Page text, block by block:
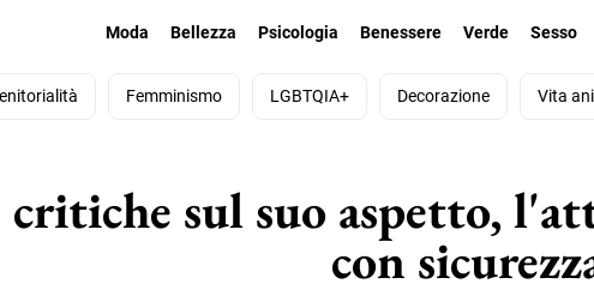
Moda Bellezza Psicologia Benessere Verde Sesso
Femminismo LGBTQIA+ Decorazione Vita
sul suo aspetto,
con